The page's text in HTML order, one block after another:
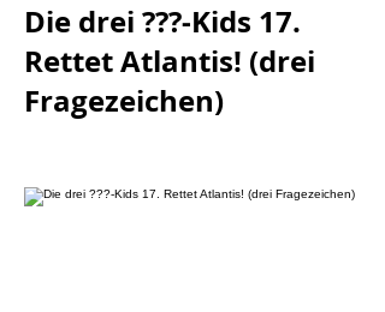
Die drei ???-Kids 17.
Rettet Atlantis! (drei
Fragezeichen)